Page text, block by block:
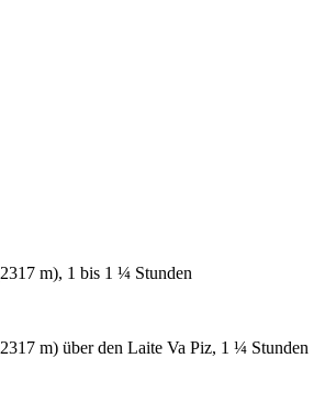
m), 1 bis 1 ¼ Stunden
m) über den Laite Va Piz, 1 ¼ Stunden